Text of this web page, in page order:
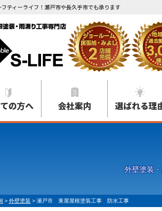
ティーライフ！瀬戸市や長久手市でも承ります
の方へ 会社案内 選ばれる理
外壁塗装
> 外壁塗装 > 瀬戸市 東屋屋根塗装工事 防水工事